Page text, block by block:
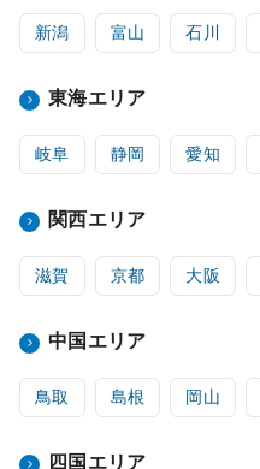
新潟 富山 石川
東海エリア
岐阜 静岡 愛知
関西エリア
滋賀 京都 大阪
中国エリア
鳥取 島根 岡山
四国エリア